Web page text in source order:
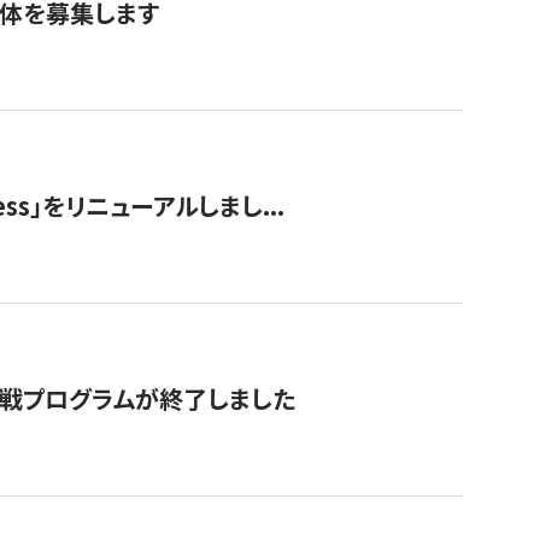
を募集します
」をリニューアルしまし...
プログラムが終了しました